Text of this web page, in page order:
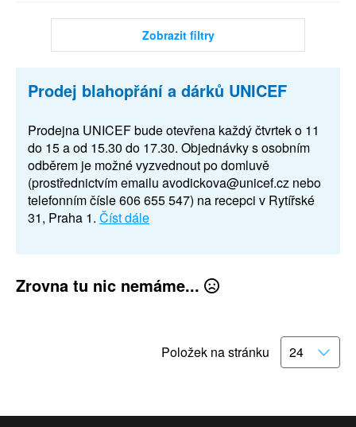
Zobrazit filtry
Prodej blahopřání a dárků UNICEF
Prodejna UNICEF bude otevřena každý čtvrtek o 11
do 15 a od 15.30 do 17.30. Objednávky s osobním
odběrem je možné vyzvednout po domluvě
(prostřednictvím emailu avodickova@unicef.cz nebo
telefonním čísle 606 655 547) na recepci v Rytířské
31, Praha 1. Číst dále
Zrovna tu nic nemáme...
Položek na stránku